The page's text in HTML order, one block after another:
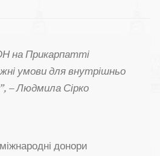
на Прикарпатті
умови для внутрішньо
– Людмила Сірко
донори